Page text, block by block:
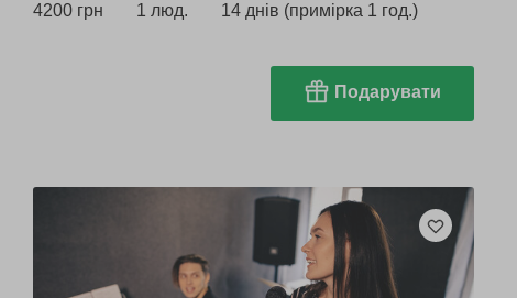
4200 грн 1 люд. 14 днів (примірка 1 год.)
Подарувати